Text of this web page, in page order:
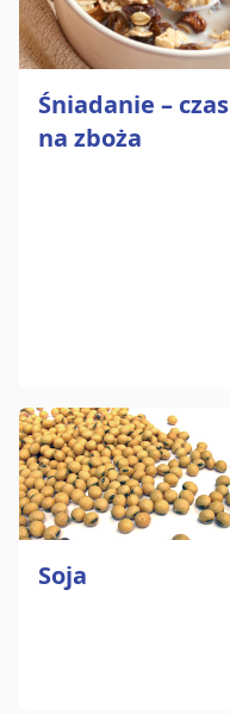
Śniadanie – czas
na zboża
Soja